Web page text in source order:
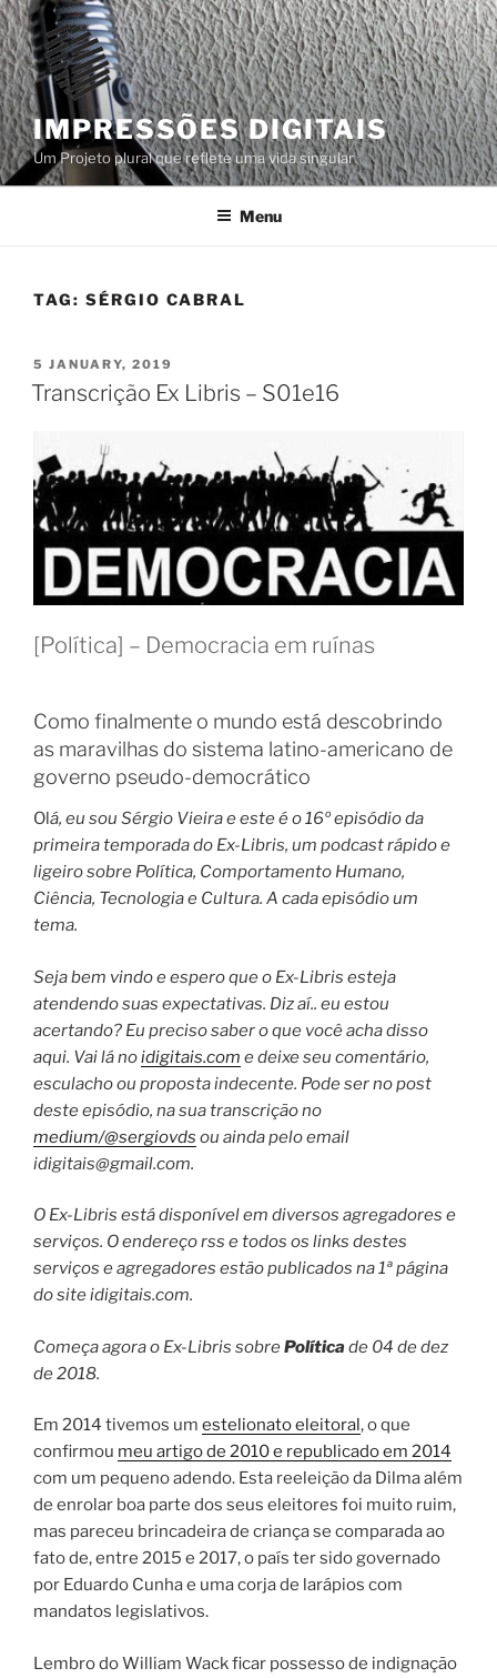
Skip
to
content
IMPRESSÕES DIGITAIS
Um Projeto plural que reflete uma vida singular
Menu
TAG: SÉRGIO CABRAL
POSTED
ON
5 JANUARY, 2019
Transcrição Ex Libris – S01e16
[Política] – Democracia em ruínas
Como finalmente o mundo está descobrindo
as maravilhas do sistema latino-americano de
governo pseudo-democrático
Olá, eu sou Sérgio Vieira e este é o 16º episódio da
primeira temporada do Ex-Libris, um podcast rápido e
ligeiro sobre Política, Comportamento Humano,
Ciência, Tecnologia e Cultura. A cada episódio um
tema.
Seja bem vindo e espero que o Ex-Libris esteja
atendendo suas expectativas. Diz aí.. eu estou
acertando? Eu preciso saber o que você acha disso
aqui. Vai lá noidigitais.com e deixe seu comentário,
esculacho ou proposta indecente. Pode ser no post
deste episódio, na sua transcrição no
medium/@sergiovds ou ainda pelo email
idigitais@gmail.com.
O Ex-Libris está disponível em diversos agregadores e
serviços. O endereço rss e todos os links destes
serviços e agregadores estão publicados na 1ª página
do site idigitais.com.
Começa agora o Ex-Libris sobrePolítica de 04 de dez
de 2018.
Em 2014 tivemos um estelionato eleitoral, o que
confirmou meu artigo de 2010 e republicado em 2014
com um pequeno adendo. Esta reeleição da Dilma além
de enrolar boa parte dos seus eleitores foi muito ruim,
mas pareceu brincadeira de criança se comparada ao
fato de, entre 2015 e 2017, o país ter sido governado
por Eduardo Cunha e uma corja de larápios com
mandatos legislativos.
Lembro do William Wack ficar possesso de indignação